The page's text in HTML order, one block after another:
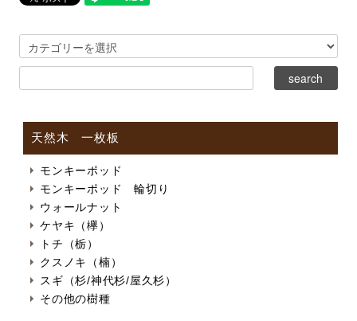
天然木 一枚板
モンキーポッド
モンキーポッド 輪切り
ウォールナット
ケヤキ（欅）
トチ（栃）
クスノキ（楠）
スギ（杉/神代杉/屋久杉）
その他の樹種